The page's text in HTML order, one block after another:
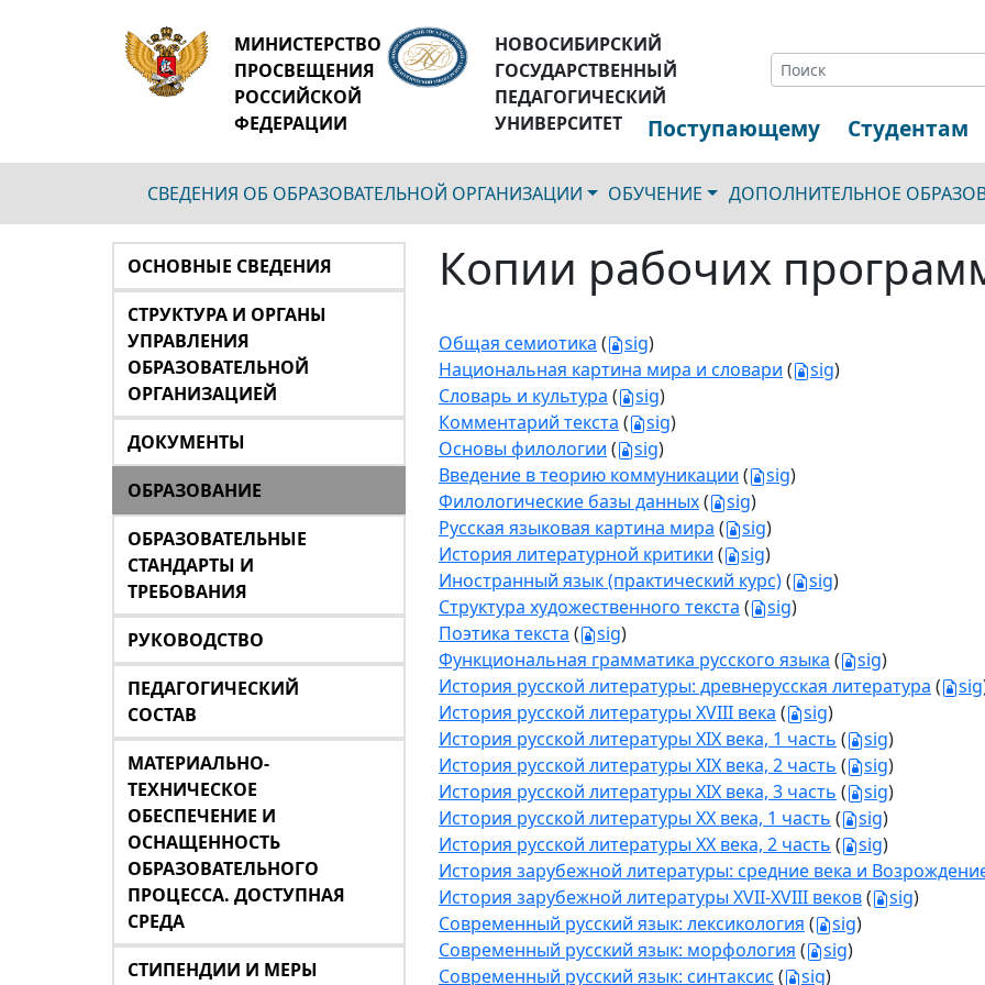
МИНИСТЕРСТВО
ПРОСВЕЩЕНИЯ
РОССИЙСКОЙ
ФЕДЕРАЦИИ
НОВОСИБИРСКИЙ
ГОСУДАРСТВЕННЫЙ
ПЕДАГОГИЧЕСКИЙ
УНИВЕРСИТЕТ
Поступающему Студентам
СВЕДЕНИЯ ОБ ОБРАЗОВАТЕЛЬНОЙ ОРГАНИЗАЦИИ ОБУЧЕНИЕ ДОПОЛНИТЕЛЬНОЕ
ОСНОВНЫЕ СВЕДЕНИЯ
СТРУКТУРА И ОРГАНЫ
УПРАВЛЕНИЯ
ОБРАЗОВАТЕЛЬНОЙ
ОРГАНИЗАЦИЕЙ
ДОКУМЕНТЫ
ОБРАЗОВАНИЕ
ОБРАЗОВАТЕЛЬНЫЕ
СТАНДАРТЫ И
ТРЕБОВАНИЯ
РУКОВОДСТВО
ПЕДАГОГИЧЕСКИЙ
СОСТАВ
МАТЕРИАЛЬНО-
ТЕХНИЧЕСКОЕ
ОБЕСПЕЧЕНИЕ И
ОСНАЩЕННОСТЬ
ОБРАЗОВАТЕЛЬНОГО
ПРОЦЕССА. ДОСТУПНАЯ
СРЕДА
СТИПЕНДИИ И МЕРЫ
Копии рабочих
Общая семиотика ( sig)
Национальная картина мира и словари ( sig)
Словарь и культура ( sig)
Комментарий текста ( sig)
Основы филологии ( sig)
Введение в теорию коммуникации ( sig)
Филологические базы данных( sig)
Русская языковая картина мира ( sig)
История литературной критики ( sig)
Иностранный язык (практический курс)( sig)
Структура художественного текста ( sig)
Поэтика текста ( sig)
Функциональная грамматика русского языка ( sig)
История русской литературы: древнерусская литература ( sig
История русской литературы XVIII века ( sig)
История русской литературы XIX века, 1 часть ( sig)
История русской литературы XIX века, 2 часть ( sig)
История русской литературы XIX века, 3 часть ( sig)
История русской литературы XX века, 1 часть ( sig)
История русской литературы XX века, 2 часть ( sig)
История зарубежной литературы: средние века и
История зарубежной литературы XVII-XVIII веков( sig)
Современный русский язык: лексикология ( sig)
Современный русский язык: морфология ( sig)
Современный русский язык: синтаксис ( sig)